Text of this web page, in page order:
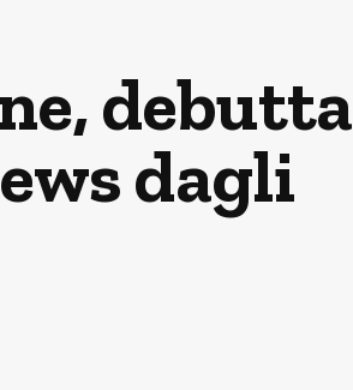
debutta
dagli